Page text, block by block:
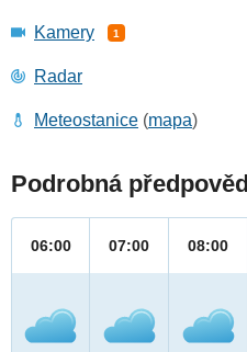
Kamery 1
Radar
Meteostanice (mapa)
Podrobná
06:00 07:00 08:00